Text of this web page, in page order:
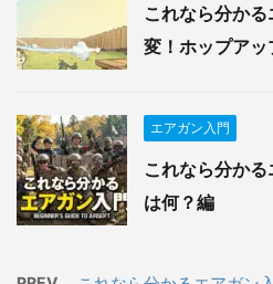
これなら分か
変！ホップア
エアガン入門
これなら分か
は何？編